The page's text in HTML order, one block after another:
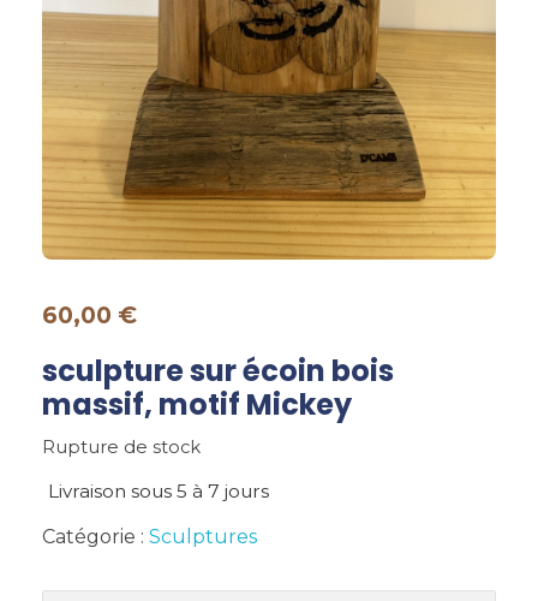
60,00 €
sculpture sur écoin bois
massif, motif Mickey
Rupture de stock
Livraison sous 5 à 7 jours
Catégorie : Sculptures